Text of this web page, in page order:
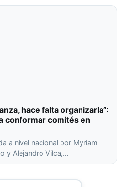
hace falta organizarla”:
conformar comités en
a nivel nacional por Myriam
y Alejandro Vilca,…